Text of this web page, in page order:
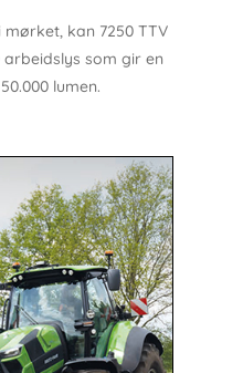
kan 7250 TTV
arbeidslys som gir en
lumen.